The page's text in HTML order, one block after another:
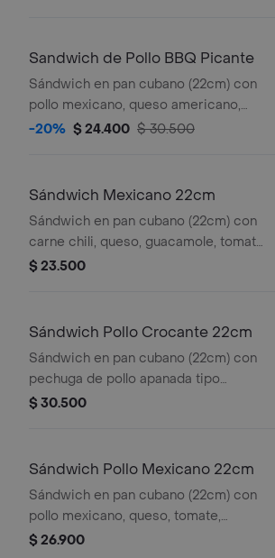
Sandwich de Pollo BBQ Picante
Sándwich en pan cubano (22cm) con
pollo mexicano, queso americano,
Coleslaw, lechuga, salsa BBQ y salsa
-20% $ 24.400 $ 30.500
Sándwich Mexicano 22cm
Sándwich en pan cubano (22cm) con
carne chili, queso, guacamole, tomate,
lechuga y salsa de ajo.
$ 23.500
Sándwich Pollo Crocante 22cm
Sándwich en pan cubano (22cm) con
pechuga de pollo apanada tipo
nashville, queso, tomate, lechuga y
$ 30.500
Sándwich Pollo Mexicano 22cm
Sándwich en pan cubano (22cm) con
pollo mexicano, queso, tomate,
lechuga y salsa de ajo. *Producto
$ 26.900